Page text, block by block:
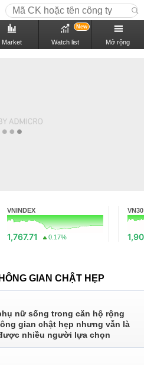
Market Watch list
New
Mở rộng
VNINDEX
1,767.71 0.17%
VN30
GIAN CHẬT HẸP
nữ sống trong căn hộ rộng
gian chật hẹp nhưng vẫn là
nhiều người lựa chọn